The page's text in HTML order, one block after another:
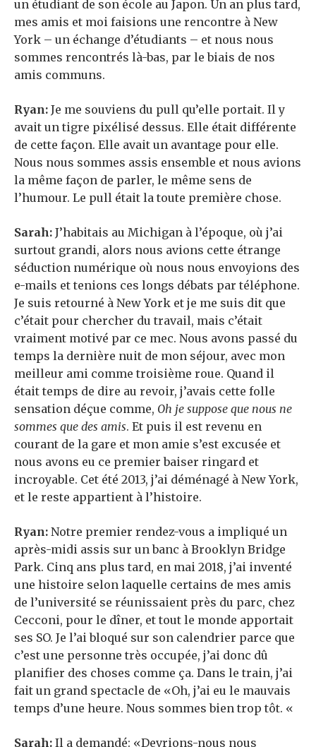
un étudiant de son école au Japon. Un an plus tard,
mes amis et moi faisions une rencontre à New
York – un échange d’étudiants – et nous nous
sommes rencontrés là-bas, par le biais de nos
amis communs.
Ryan: Je me souviens du pull qu’elle portait. Il y
avait un tigre pixélisé dessus. Elle était différente
de cette façon. Elle avait un avantage pour elle.
Nous nous sommes assis ensemble et nous avions
la même façon de parler, le même sens de
l’humour. Le pull était la toute première chose.
Sarah: J’habitais au Michigan à l’époque, où j’ai
surtout grandi, alors nous avions cette étrange
séduction numérique où nous nous envoyions des
e-mails et tenions ces longs débats par téléphone.
Je suis retourné à New York et je me suis dit que
c’était pour chercher du travail, mais c’était
vraiment motivé par ce mec. Nous avons passé du
temps la dernière nuit de mon séjour, avec mon
meilleur ami comme troisième roue. Quand il
était temps de dire au revoir, j’avais cette folle
sensation déçue comme, Oh je suppose que nous ne
sommes que des amis. Et puis il est revenu en
courant de la gare et mon amie s’est excusée et
nous avons eu ce premier baiser ringard et
incroyable. Cet été 2013, j’ai déménagé à New York,
et le reste appartient à l’histoire.
Ryan: Notre premier rendez-vous a impliqué un
après-midi assis sur un banc à Brooklyn Bridge
Park. Cinq ans plus tard, en mai 2018, j’ai inventé
une histoire selon laquelle certains de mes amis
de l’université se réunissaient près du parc, chez
Cecconi, pour le dîner, et tout le monde apportait
ses SO. Je l’ai bloqué sur son calendrier parce que
c’est une personne très occupée, j’ai donc dû
planifier des choses comme ça. Dans le train, j’ai
fait un grand spectacle de «Oh, j’ai eu le mauvais
temps d’une heure. Nous sommes bien trop tôt. «
Sarah: Il a demandé: «Devrions-nous nous